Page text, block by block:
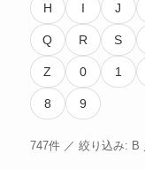
H I J
Q R S
Z 0 1
8 9
747件 ／ 絞り込み: B